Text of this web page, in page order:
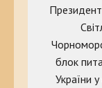
блок
України